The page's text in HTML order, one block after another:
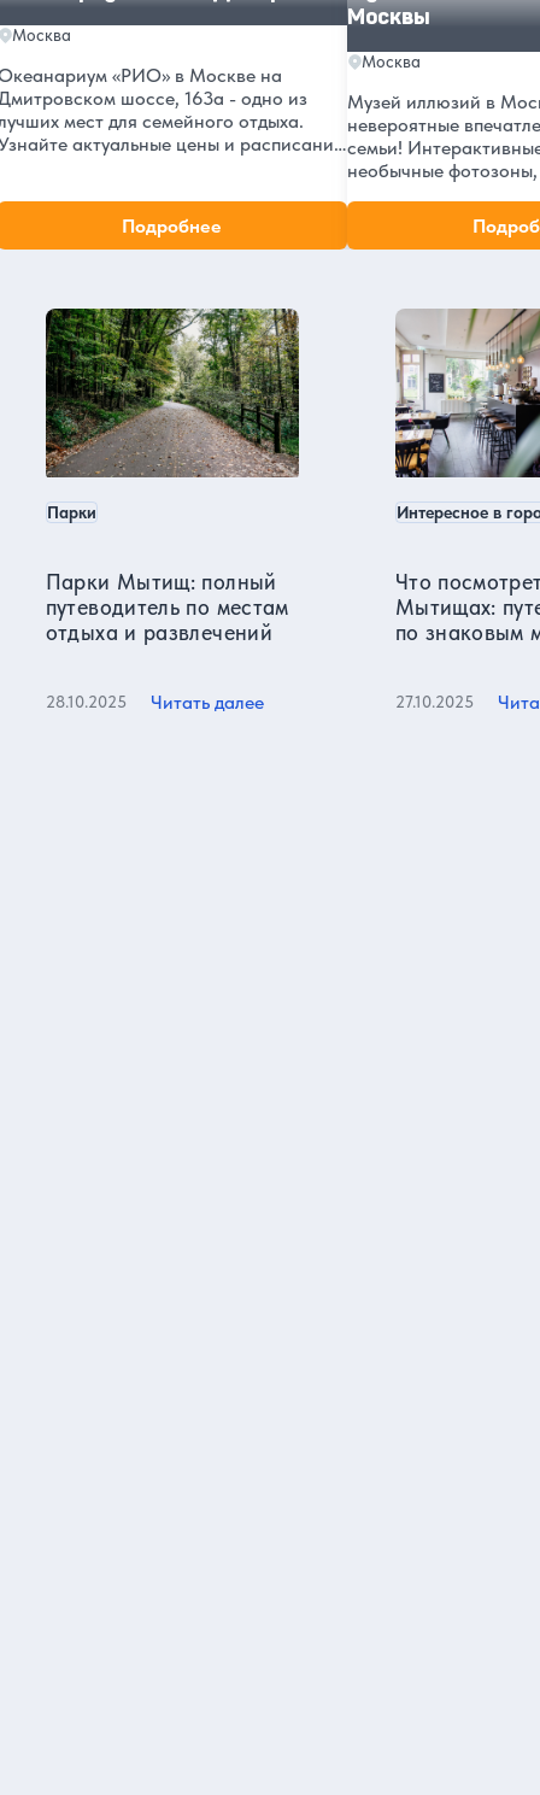
Москва
«РИО» в Москве на
шоссе, 163а - одно из
мест для семейного отдыха.
актуальные цены и расписание
для себя подводный мир
в центре Москвы!
Подробнее
Москвы
Москва
Музей иллюзий в
невероятные
семьи!
необычные фотозоны,
отзывов
часы работы и как
Парки Мытищ: полный
путеводитель по местам
отдыха и развлечений
Парки
28.10.2025 Читать далее
Что
Мытищах:
по знаковым
Интересное в
27.10.2025